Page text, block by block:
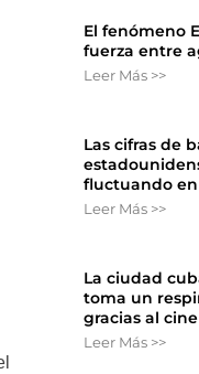
El fenómeno
fuerza entre
Leer Más >>
Las cifras de
fluctuando
Leer Más >>
La ciudad
toma un
gracias al cine
Leer Más >>